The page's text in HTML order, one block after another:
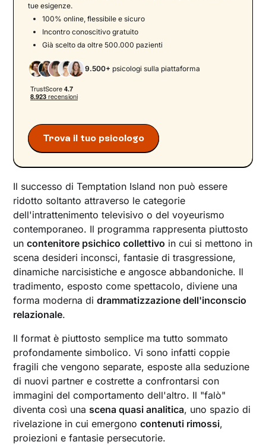
tue esigenze.
Trova il tuo psicologo
100% online, flessibile e sicuro
Incontro conoscitivo gratuito
Già scelto da oltre 500.000 pazienti
9.500+ psicologi sulla piattaforma
Il successo di Temptation Island non può essere
ridotto soltanto attraverso le categorie
dell'intrattenimento televisivo o del voyeurismo
contemporaneo. Il programma rappresenta piuttosto
uncontenitore psichico collettivo in cui si mettono in
scena desideri inconsci, fantasie di trasgressione,
dinamiche narcisistiche e angosce abbandoniche. Il
tradimento, esposto come spettacolo, diviene una
forma moderna didrammatizzazione dell'inconscio
relazionale.
Il format è piuttosto semplice ma tutto sommato
profondamente simbolico. Vi sono infatti coppie
fragili che vengono separate, esposte alla seduzione
di nuovi partner e costrette a confrontarsi con
immagini del comportamento dell'altro. Il "falò"
diventa così una scena quasi analitica, uno spazio di
rivelazione in cui emergonocontenuti rimossi,
proiezioni e fantasie persecutorie.